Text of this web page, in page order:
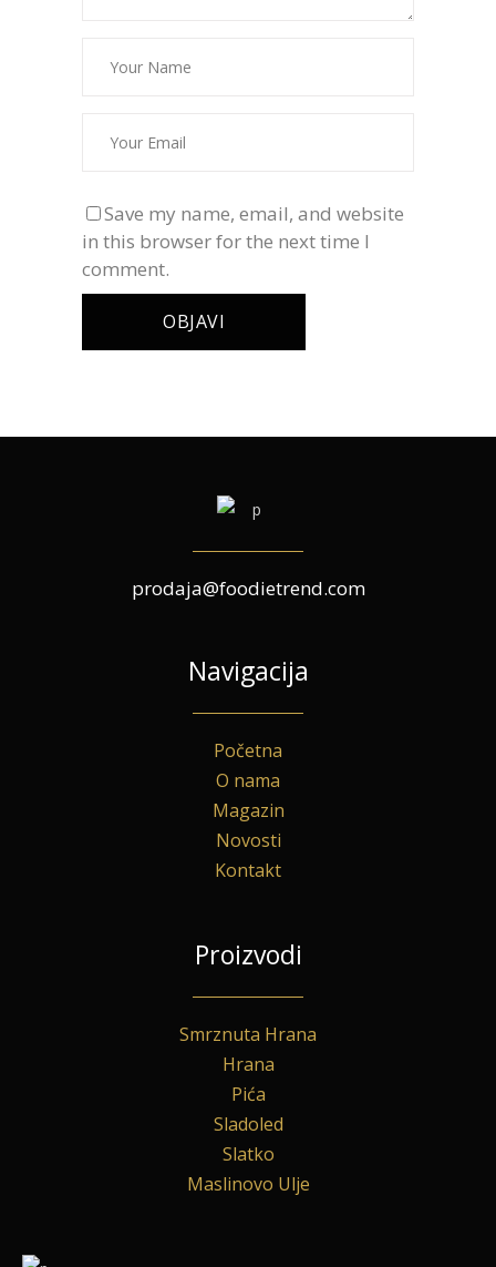
Save my name, email, and website
in this browser for the next time I
comment.
prodaja@foodietrend.com
Navigacija
Početna
O nama
Magazin
Novosti
Kontakt
Proizvodi
Smrznuta Hrana
Hrana
Pića
Sladoled
Slatko
Maslinovo Ulje